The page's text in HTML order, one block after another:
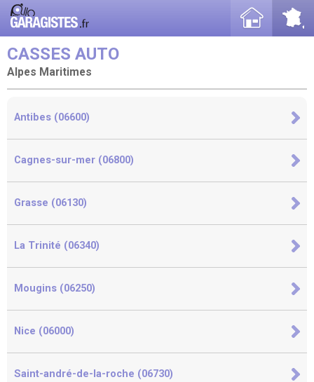
CASSES AUTO
Alpes Maritimes
Antibes (06600)
Cagnes-sur-mer (06800)
Grasse (06130)
La Trinité (06340)
Mougins (06250)
Nice (06000)
Saint-andré-de-la-roche (06730)